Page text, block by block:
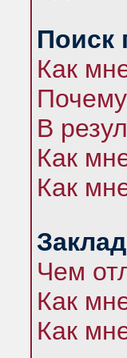
Поиск
Как
В
Как
Как
Чем
Как
Как